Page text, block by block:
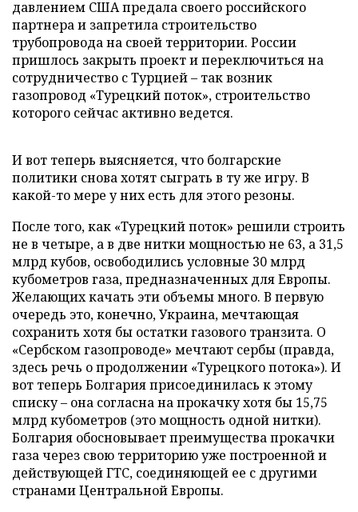
давлением США предала своего российского
партнера и запретила строительство
трубопровода на своей территории. России
пришлось закрыть проект и переключиться на
сотрудничество с Турцией – так возник
газопровод «Турецкий поток», строительство
которого сейчас активно ведется.
И вот теперь выясняется, что болгарские
политики снова хотят сыграть в ту же игру. В
какой-то мере у них есть для этого резоны.
После того, как «Турецкий поток» решили строить
не в четыре, а в две нитки мощностью не 63, а 31,5
млрд кубов, освободились условные 30 млрд
кубометров газа, предназначенных для Европы.
Желающих качать эти объемы много. В первую
очередь это, конечно, Украина, мечтающая
сохранить хотя бы остатки газового транзита. О
«Сербском газопроводе» мечтают сербы (правда,
здесь речь о продолжении «Турецкого потока»). И
вот теперь Болгария присоединилась к этому
списку – она согласна на прокачку хотя бы 15,75
млрд кубометров (это мощность одной нитки).
Болгария обосновывает преимущества прокачки
газа через свою территорию уже построенной и
действующей ГТС, соединяющей ее с другими
странами Центральной Европы.